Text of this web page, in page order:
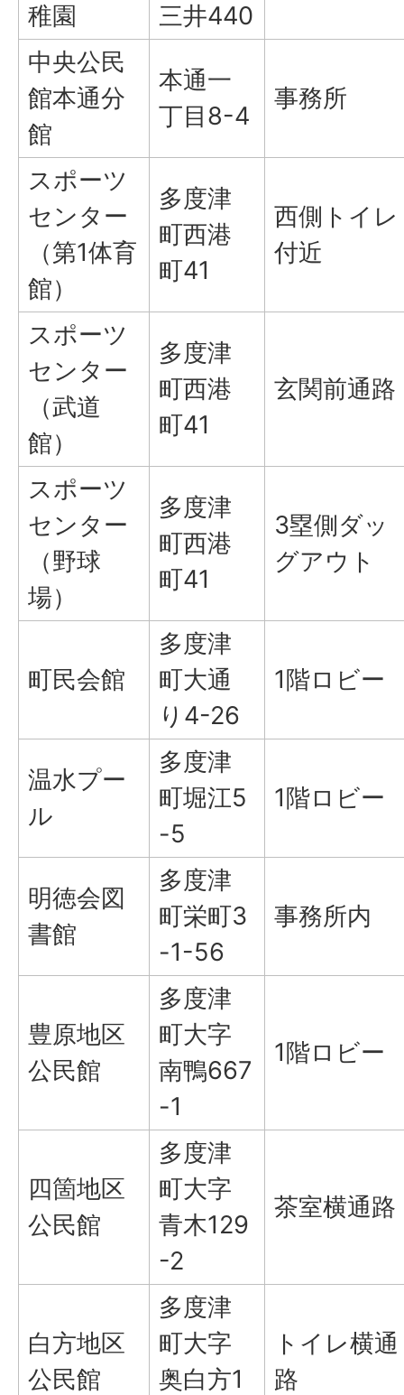
稚園
三井440
中央公民
館本通分
館
本通一
丁目8-4
事務所
スポーツ
センター
（第1体育
館）
多度津
町西港
町41
西側トイレ
付近
スポーツ
センター
（武道
館）
多度津
町西港
町41
玄関前通路
スポーツ
センター
（野球
場）
多度津
町西港
町41
3塁側ダッ
グアウト
町民会館
多度津
町大通
り4-26
1階ロビー
温水プー
ル
多度津
町堀江5
-5
1階ロビー
明徳会図
書館
多度津
町栄町3
-1-56
事務所内
豊原地区
公民館
多度津
町大字
南鴨667
-1
1階ロビー
四箇地区
公民館
多度津
町大字
青木129
-2
茶室横通路
白方地区
公民館
多度津
町大字
奥白方1
トイレ横通
路